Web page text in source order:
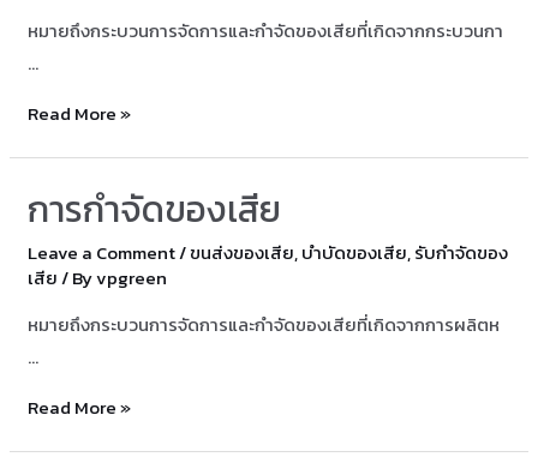
หมายถึงกระบวนการจัดการและกำจัดของเสียที่เกิดจากกระบวนกา
…
การ
ตะกอน
Read More »
การกำจัดของเสีย
Leave a Comment/ขนส่งของเสีย,บำบัดของเสีย,รับกำจัดของ
เสีย/ Byvpgreen
หมายถึงกระบวนการจัดการและกำจัดของเสียที่เกิดจากการผลิตห
…
การ
Read More »